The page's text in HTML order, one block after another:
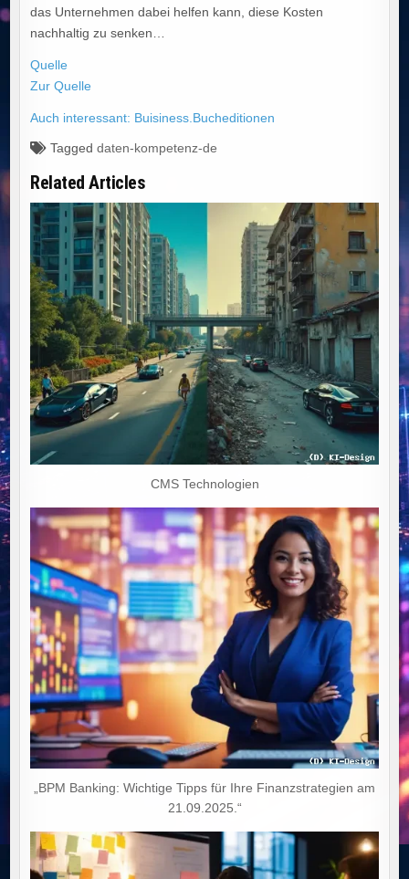
das Unternehmen dabei helfen kann, diese Kosten
nachhaltig zu senken…
Quelle
Zur Quelle
Auch interessant: Buisiness.Bucheditionen
Taggeddaten-kompetenz-de
Related Articles
CMS Technologien
„BPM Banking: Wichtige Tipps für Ihre Finanzstrategien am
21.09.2025.“